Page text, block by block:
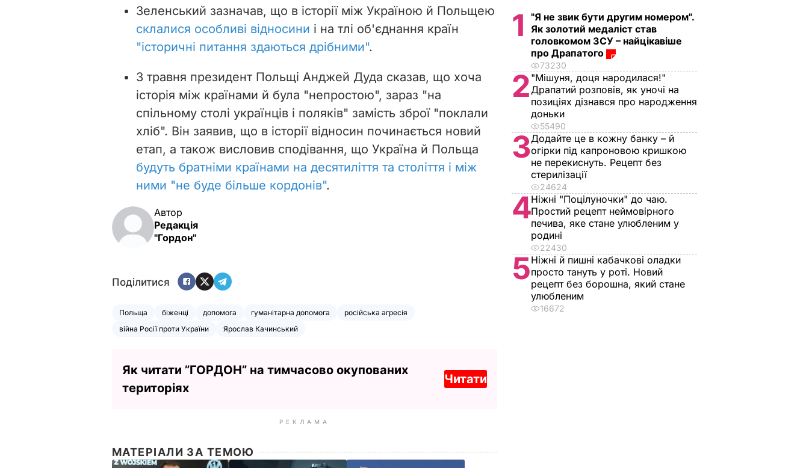
Зеленський зазначав, що в історії між Україною й Польщею
склалися особливі відносини і на тлі об'єднання країн
"історичні питання здаються дрібними".
3 травня президент Польщі Анджей Дуда сказав, що хоча
історія між країнами й була "непростою", зараз "на
спільному столі українців і поляків" замість зброї "поклали
хліб". Він заявив, що в історії відносин починається новий
етап, а також висловив сподівання, що Україна й Польща
будуть братніми країнами на десятиліття та століття і між
ними "не буде більше кордонів".
Автор
Редакція
"Гордон"
Поділитися
Польща біженці допомога гуманітарна допомога
російська агресія
війна Росії проти України
Ярослав Качинський
Як читати ”ГОРДОН” на тимчасово окупованих
територіях
Читати
РЕКЛАМА
МАТЕРІАЛИ ЗА ТЕМОЮ
1
"Я не звик бути другим номером".
Як золотий медаліст став
головкомом ЗСУ – найцікавіше
про Драпатого
73230
2 "Мішуня, доця народилася!"
Драпатий розповів, як уночі на
позиціях дізнався про народження
доньки
55490
3Додайте це в кожну банку – й
огірки під капроновою кришкою
не перекиснуть. Рецепт без
стерилізації
24624
4Ніжні "Поцілуночки" до чаю.
Простий рецепт неймовірного
печива, яке стане улюбленим у
родині
22430
5Ніжні й пишні кабачкові оладки
просто тануть у роті. Новий
рецепт без борошна, який стане
улюбленим
16672